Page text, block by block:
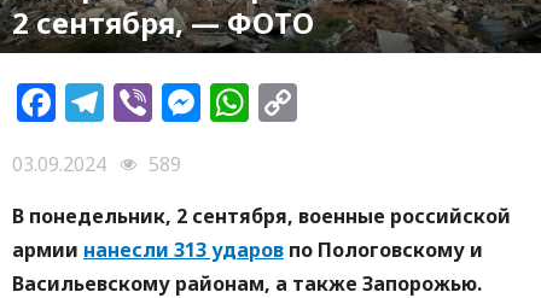
2 сентября, — ФОТО
Facebook
Telegram
ViberMessenger
WhatsApp
03.09.2024
589
В понедельник, 2 сентября, военные российской
армии нанесли 313 ударов по Пологовскому и
Васильевскому районам, а также Запорожью.